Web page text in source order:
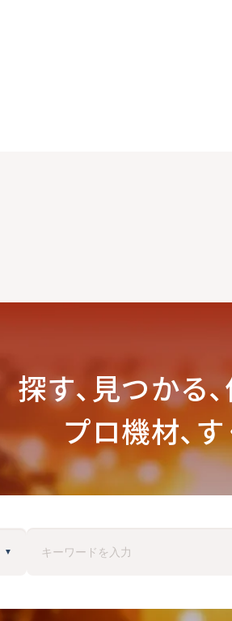
探す､見つかる､
プロ機材､
▼